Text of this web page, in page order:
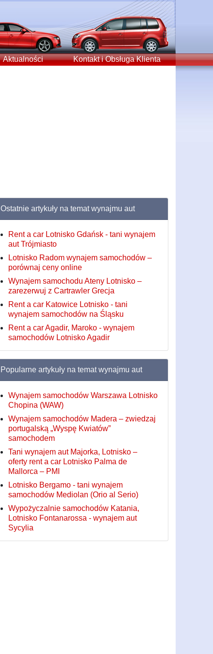
Aktualności Kontakt i Obsługa Klienta
Ostatnie artykuły na temat wynajmu aut
Rent a car Lotnisko Gdańsk - tani wynajem
aut Trójmiasto
Lotnisko Radom wynajem samochodów –
porównaj ceny online
Wynajem samochodu Ateny Lotnisko –
zarezerwuj z Cartrawler Grecja
Rent a car Katowice Lotnisko - tani
wynajem samochodów na Śląsku
Rent a car Agadir, Maroko - wynajem
samochodów Lotnisko Agadir
Popularne artykuły na temat wynajmu aut
Wynajem samochodów Warszawa Lotnisko
Chopina (WAW)
Wynajem samochodów Madera – zwiedzaj
portugalską „Wyspę Kwiatów”
samochodem
Tani wynajem aut Majorka, Lotnisko –
oferty rent a car Lotnisko Palma de
Mallorca – PMI
Lotnisko Bergamo - tani wynajem
samochodów Mediolan (Orio al Serio)
Wypożyczalnie samochodów Katania,
Lotnisko Fontanarossa - wynajem aut
Sycylia